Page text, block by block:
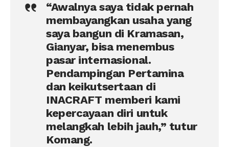
“Awalnya saya tidak pernah
membayangkan usaha yang
saya bangun di Kramasan,
Gianyar, bisa menembus
pasar internasional.
Pendampingan Pertamina
dan keikutsertaan di
INACRAFT memberi kami
kepercayaan diri untuk
melangkah lebih jauh,” tutur
Komang.